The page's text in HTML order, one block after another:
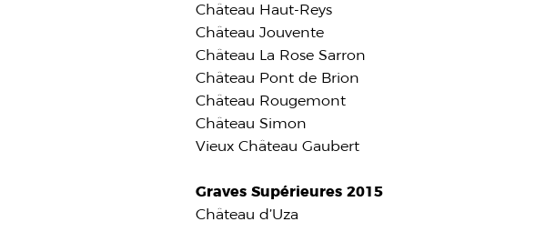
Château Haut-Reys
Château Jouvente
Château La Rose Sarron
Château Pont de Brion
Château Rougemont
Château Simon
Vieux Château Gaubert
Graves Supérieures 2015
Château d’Uza